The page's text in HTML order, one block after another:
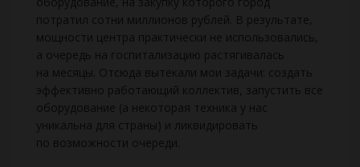
потратил сотни миллионов рублей. В результате,
мощности центра практически не использовались,
а очередь на госпитализацию растягивалась
на месяцы. Отсюда вытекали мои задачи: создать
эффективно работающий коллектив, запустить все
оборудование (а некоторая техника у нас
уникальна для страны) и ликвидировать
по возможности очереди.